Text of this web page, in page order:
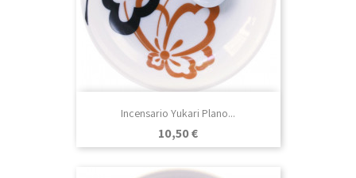
Incensario Yukari Plano...
Precio
10,50 €